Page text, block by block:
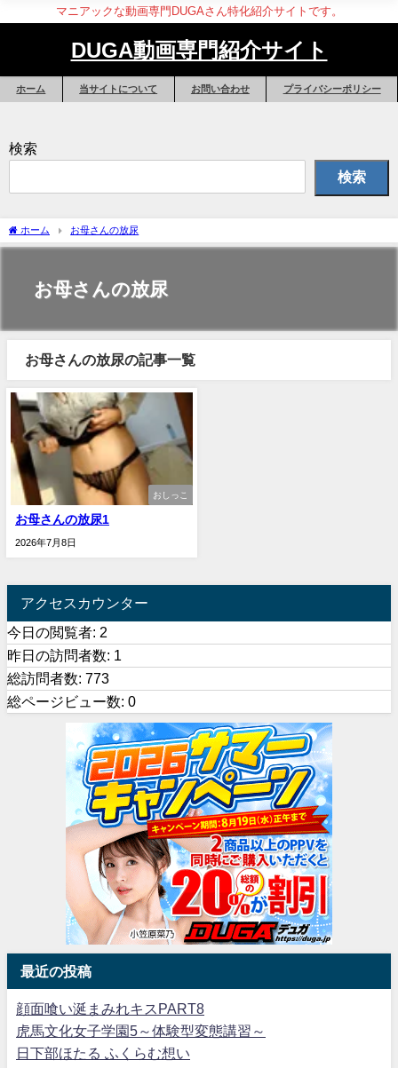
マニアックな動画専門DUGAさん特化紹介サイトです。
DUGA動画専門紹介サイト
ホーム 当サイトについて お問い合わせ プライバシーポリシー
検索
検索
ホーム お母さんの放尿
お母さんの放尿
お母さんの放尿の記事一覧
おしっこ
お母さんの放尿1
2026年7月8日
アクセスカウンター
今日の閲覧者: 2
昨日の訪問者数: 1
総訪問者数: 773
総ページビュー数: 0
最近の投稿
顔面喰い涎まみれキスPART8
虎馬文化女子学園5～体験型変態講習～
日下部ほたる ふくらむ想い